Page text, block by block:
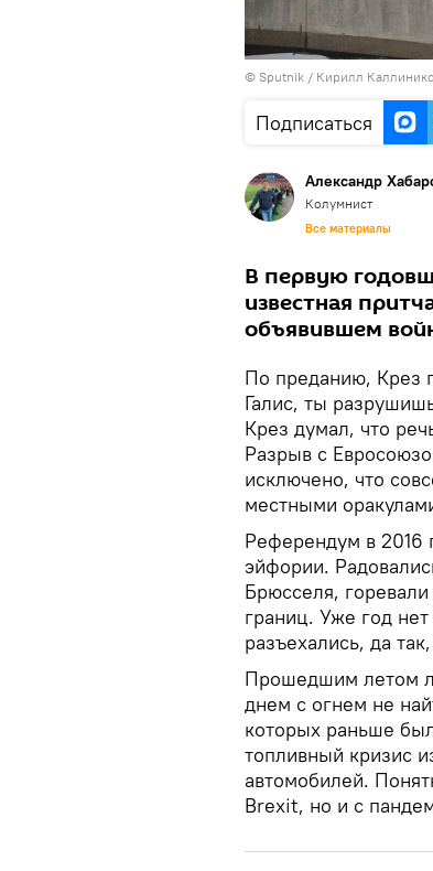
© Sputnik / Кирилл
Подписаться
Александр
Колумнист
Все материалы
В первую
известная
объявившем
По преданию, Крез
Галис, ты
Крез думал, что
Разрыв с
исключено, что
местными
Референдум в 2016
эйфории.
Брюсселя,
границ. Уже год
разъехались, да
Прошедшим летом
днем с огнем не
которых раньше
топливный кризис
автомобилей.
Brexit, но и с